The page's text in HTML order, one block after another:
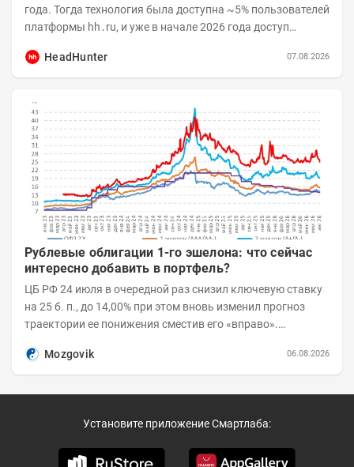
года. Тогда технология была доступна ~5% пользователей
платформы hh․ru, и уже в начале 2026 года доступ
HeadHunter
07.08.2026
Рублевые облигации 1-го эшелона: что сейчас
интересно добавить в портфель?
ЦБ РФ 24 июля в очередной раз снизил ключевую ставку
на 25 б. п., до 14,00% при этом вновь изменил прогноз
траектории ее понижения сместив его «вправо».
Mozgovik
06.08.2026
Установите приложение Смартлаба: